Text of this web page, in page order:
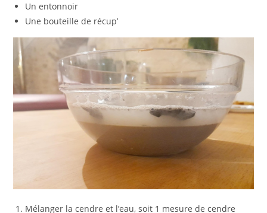
Un entonnoir
Une bouteille de récup’
Mélanger la cendre et l’eau, soit 1 mesure de cendre